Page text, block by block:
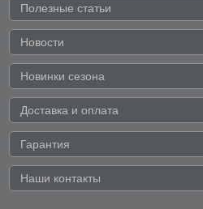
Полезные статьи
Новости
Новинки сезона
Доставка и оплата
Гарантия
Наши контакты